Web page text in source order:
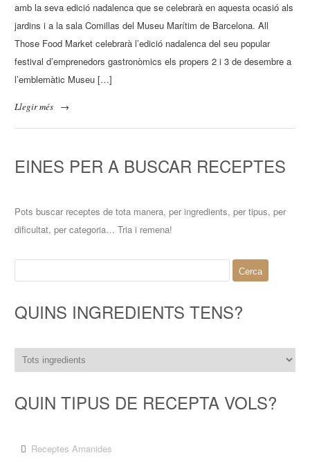
amb la seva edició nadalenca que se celebrarà en aquesta ocasió als
jardins i a la sala Comillas del Museu Marítim de Barcelona. All
Those Food Market celebrarà l’edició nadalenca del seu popular
festival d’emprenedors gastronòmics els propers 2 i 3 de desembre a
l’emblemàtic Museu […]
Llegir més →
EINES PER A BUSCAR RECEPTES
Pots buscar receptes de tota manera, per ingredients, per tipus, per
dificultat, per categoria… Tria i remena!
QUINS INGREDIENTS TENS?
QUIN TIPUS DE RECEPTA VOLS?
Receptes Amanides